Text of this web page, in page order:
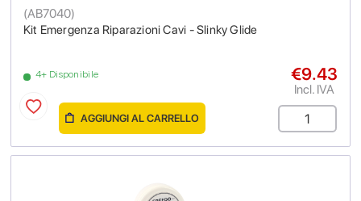
Kit Emergenza Riparazioni Cavi - Slinky Glide
(AB7040)
4+ Disponibile €9.43
Incl. IVA
AGGIUNGI AL CARRELLO